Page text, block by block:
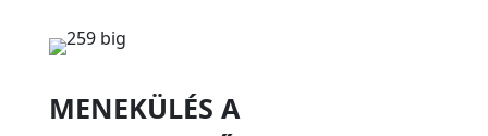
MENEKÜLÉS A